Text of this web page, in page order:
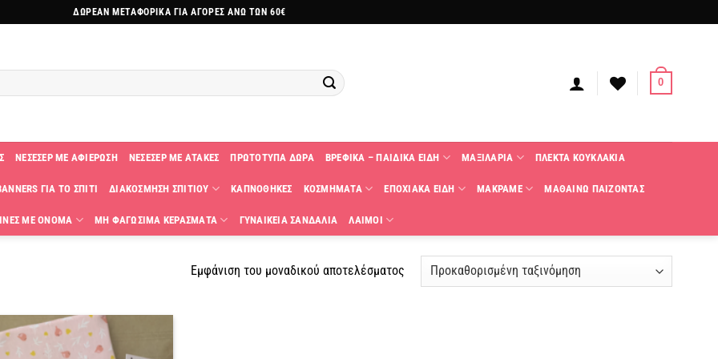
ΔΩΡΕΑΝ ΜΕΤΑΦΟΡΙΚΑ ΓΙΑ ΑΓΟΡΕΣ ΑΝΩ ΤΩΝ 60€
0
ΝΕΣΕΣΕΡ ΜΕ ΑΦΙΕΡΩΣΗ ΝΕΣΕΣΕΡ ΜΕ ΑΤΑΚΕΣ ΠΡΩΤΟΤΥΠΑ ΔΩΡΑ ΒΡΕΦΙΚΑ – ΠΑΙΔΙΚΑ ΕΙΔΗ ΜΑΞΙΛΑΡΙΑ ΠΛΕΚΤΑ KΟΥΚΛΑΚΙΑ
ΓΙΑ ΤΟ ΣΠΙΤΙ ΔΙΑΚΟΣΜΗΣΗ ΣΠΙΤΙΟΥ ΚΑΠΝΟΘΗΚΕΣ ΚΟΣΜΗΜΑΤΑ ΕΠΟΧΙΑΚΑ ΕΙΔΗ ΜΑΚΡΑΜΕ ΜΑΘΑΙΝΩ ΠΑΙΖΟΝΤΑΣ
ΜΕ ΟΝΟΜΑ ΜΗ ΦΑΓΩΣΙΜΑ ΚΕΡΑΣΜΑΤΑ ΓΥΝΑΙΚΕΙΑ ΣΑΝΔΑΛΙΑ ΛΑΙΜΟΙ
Εμφάνιση του μοναδικού αποτελέσματος